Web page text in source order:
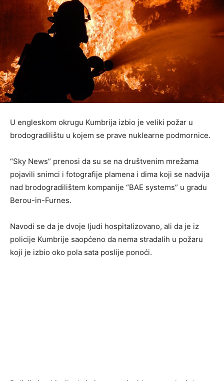
U engleskom okrugu Kumbrija izbio je veliki požar u
brodogradilištu u kojem se prave nuklearne podmornice.
“Sky News” prenosi da su se na društvenim mrežama
pojavili snimci i fotografije plamena i dima koji se nadvija
nad brodogradilištem kompanije “BAE systems” u gradu
Berou-in-Furnes.
Navodi se da je dvoje ljudi hospitalizovano, ali da je iz
policije Kumbrije saopćeno da nema stradalih u požaru
koji je izbio oko pola sata poslije ponoći.